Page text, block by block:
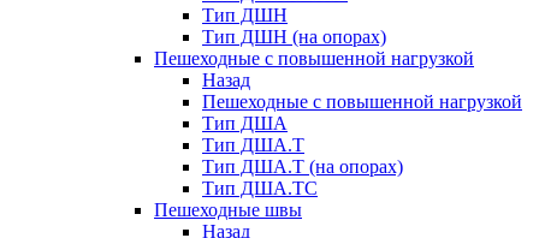
Тип ДШН
Тип ДШН (на опорах)
Пешеходные с повышенной нагрузкой
Назад
Пешеходные с повышенной нагрузкой
Тип ДША
Тип ДША.Т
Тип ДША.Т (на опорах)
Тип ДША.ТС
Пешеходные швы
Назад